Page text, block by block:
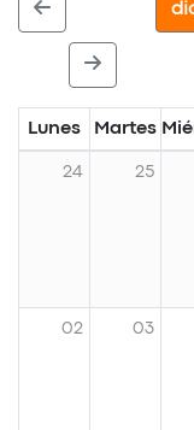
Lunes Martes
24 25
02 03